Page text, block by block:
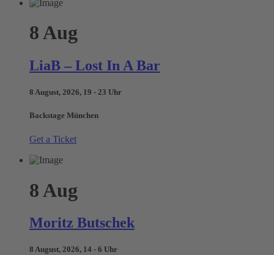
8Aug
LiaB – Lost In A Bar
8 August, 2026, 19 - 23 Uhr
Backstage München
Get a Ticket
8 Aug
Moritz Butschek
8 August, 2026, 14 - 6 Uhr